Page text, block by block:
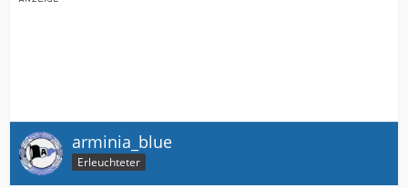
arminia_blue
Erleuchteter